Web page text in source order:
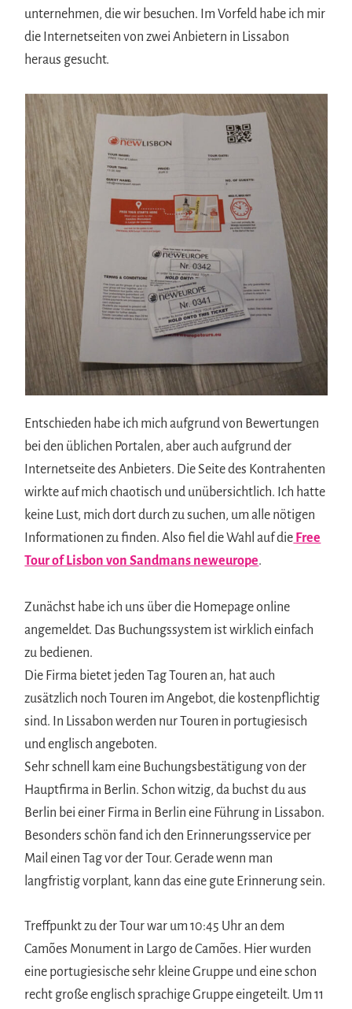
unternehmen, die wir besuchen. Im Vorfeld habe ich mir
die Internetseiten von zwei Anbietern in Lissabon
heraus gesucht.
Entschieden habe ich mich aufgrund von Bewertungen
bei den üblichen Portalen, aber auch aufgrund der
Internetseite des Anbieters. Die Seite des Kontrahenten
wirkte auf mich chaotisch und unübersichtlich. Ich hatte
keine Lust, mich dort durch zu suchen, um alle nötigen
Informationen zu finden. Also fiel die Wahl auf die Free
Tour of Lisbon von Sandmans neweurope.
Zunächst habe ich uns über die Homepage online
angemeldet. Das Buchungssystem ist wirklich einfach
zu bedienen.
Die Firma bietet jeden Tag Touren an, hat auch
zusätzlich noch Touren im Angebot, die kostenpflichtig
sind. In Lissabon werden nur Touren in portugiesisch
und englisch angeboten.
Sehr schnell kam eine Buchungsbestätigung von der
Hauptfirma in Berlin. Schon witzig, da buchst du aus
Berlin bei einer Firma in Berlin eine Führung in Lissabon.
Besonders schön fand ich den Erinnerungsservice per
Mail einen Tag vor der Tour. Gerade wenn man
langfristig vorplant, kann das eine gute Erinnerung sein.
Treffpunkt zu der Tour war um 10:45 Uhr an dem
Camões Monument in Largo de Camões. Hier wurden
eine portugiesische sehr kleine Gruppe und eine schon
recht große englisch sprachige Gruppe eingeteilt. Um 11